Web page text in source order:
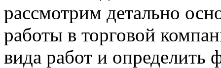
рассмотрим детально
работы в торговой
вида работ и определить